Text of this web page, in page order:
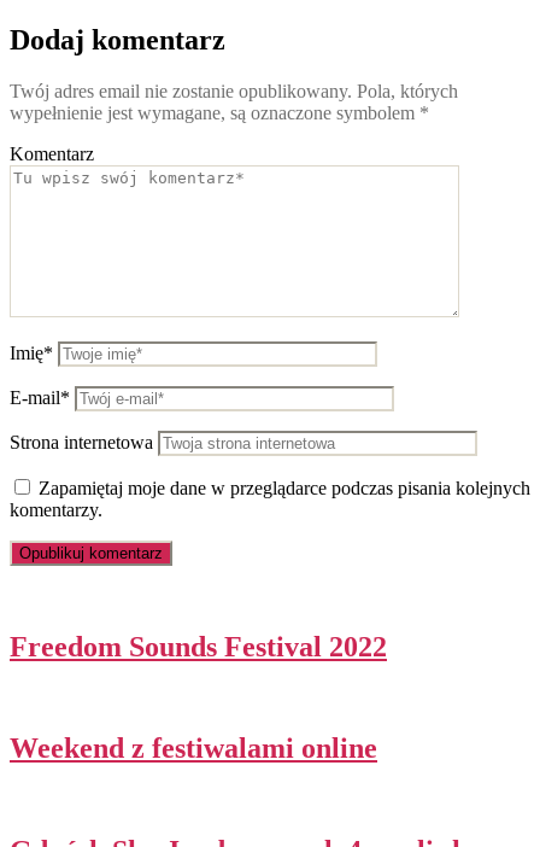
Dodaj komentarz
Twój adres email nie zostanie opublikowany. Pola, których
wypełnienie jest wymagane, są oznaczone symbolem *
Komentarz
Imię*
E-mail*
Strona internetowa
Zapamiętaj moje dane w przeglądarce podczas pisania kolejnych
komentarzy.
Freedom Sounds Festival 2022
Weekend z festiwalami online